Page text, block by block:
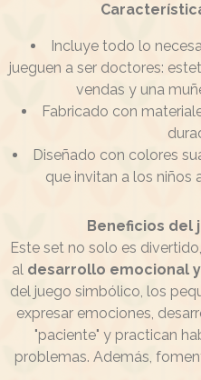
Incluye todo lo
jueguen a ser doctores:
vendas y una
Fabricado con
Diseñado con colores
que invitan a los niños
Beneficios del
Este set no solo es
al desarrollo emocional
del juego simbólico, los
expresar emociones,
"paciente" y practican
problemas. Además,